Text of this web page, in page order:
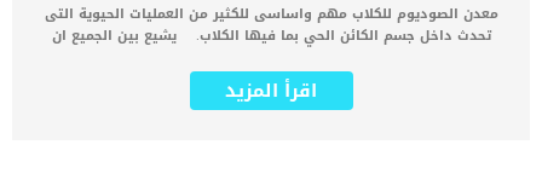
معدن الصوديوم للكلاب مهم واساسى للكثير من العمليات الحيوية التى
تحدث داخل جسم الكائن الحي بما فيها الكلاب. يشيع بين الجميع ان
معدن الصوديوم للكلاب ولجميع الكائنات الحية مثلها كمثل جميع المعادن
الأخرى, زيادته ونقصانه يسبب مخاطر صحية. اقرأ ايضا: أعراض نقص المنجنيز
اقرأ المزيد